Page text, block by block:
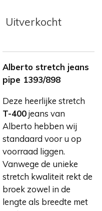
Uitverkocht
Alberto stretch jeans
pipe 1393/898
Deze heerlijke stretch
T-400jeans van
Alberto hebben wij
standaard voor u op
voorraad liggen.
Vanwege de unieke
stretch kwaliteit rekt de
broek zowel in de
lengte als breedte met